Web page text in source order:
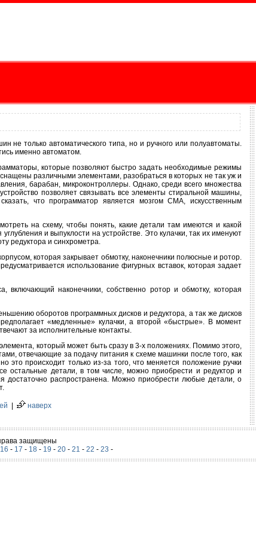
не только автоматического типа, но и ручного или полуавтоматы.
именно автоматом.
которые позволяют быстро задать необходимые режимы
различными элементами, разобраться в которых не так уж и
барабан, микроконтроллеры. Однако, среди всего множества
позволяет связывать все элементы стиральной машины,
что программатор является мозгом СМА, искусственным
на схему, чтобы понять, какие детали там имеются и какой
и выпуклости на устройстве. Это кулачки, так их именуют
редуктора и синхрометра.
которая закрывает обмотку, наконечники полюсные и ротор.
использование фигурных вставок, которая задает
включающий наконечники, собственно ротор и обмотку, которая
оборотов программных дисков и редуктора, а так же дисков
«медленные» кулачки, а второй «быстрые». В момент
за исполнительные контакты.
который может быть сразу в 3-х положениях. Помимо этого,
отвечающие за подачу питания к схеме машинки после того, как
это происходит только из-за того, что меняется положение ручки
остальные детали, в том числе, можно приобрести и редуктор и
достаточно распространена. Можно приобрести любые детали, о
наверх
защищены
16 - 17 - 18- 19 - 20- 21 - 22 - 23 -